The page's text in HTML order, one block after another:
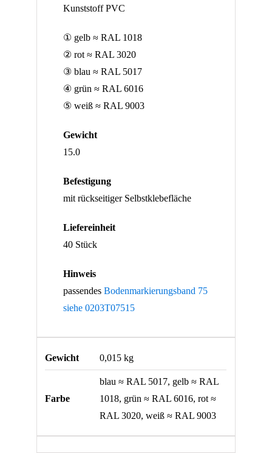
Kunststoff PVC
① gelb ≈ RAL 1018
② rot ≈ RAL 3020
③ blau ≈ RAL 5017
④ grün ≈ RAL 6016
⑤ weiß ≈ RAL 9003
Gewicht
15.0
Befestigung
mit rückseitiger Selbstklebefläche
Liefereinheit
40 Stück
Hinweis
passendesBodenmarkierungsband 75
siehe 0203T07515
Gewicht 0,015 kg
Farbe
blau ≈ RAL 5017, gelb ≈ RAL
1018, grün ≈ RAL 6016, rot ≈
RAL 3020, weiß ≈ RAL 9003